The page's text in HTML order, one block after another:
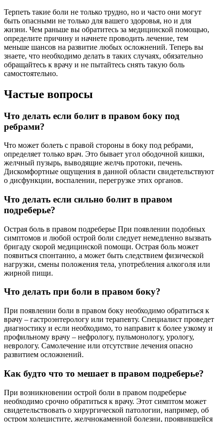
Терпеть такие боли не только трудно, но и часто они могут
быть опасными не только для вашего здоровья, но и для
жизни. Чем раньше вы обратитесь за медицинской помощью,
определите причину и начнете проводить лечение, тем
меньше шансов на развитие любых осложнений. Теперь вы
знаете, что необходимо делать в таких случаях, обязательно
обращайтесь к врачу и не пытайтесь снять такую боль
самостоятельно.
Частые вопросы
Что делать если болит в правом боку под
ребрами?
Что может болеть с правой стороны в боку под ребрами,
определяет только врач. Это бывает угол ободочной кишки,
желчный пузырь, выводящие желчь протоки, печень.
Дискомфортные ощущения в данной области свидетельствуют
о дисфункции, воспалении, перегрузке этих органов.
Что делать если сильно болит в правом
подреберье?
Острая боль в правом подреберье При появлении подобных
симптомов и любой острой боли следует немедленно вызвать
бригаду скорой медицинской помощи. Острая боль может
появиться спонтанно, а может быть следствием физической
нагрузки, смены положения тела, употребления алкоголя или
жирной пищи.
Что делать при боли в правом боку?
При появлении боли в правом боку необходимо обратиться к
врачу – гастроэнтерологу или терапевту. Специалист проведет
диагностику и если необходимо, то направит к более узкому и
профильному врачу – нефрологу, пульмонологу, урологу,
неврологу. Самолечение или отсутствие лечения опасно
развитием осложнений.
Как будто что то мешает в правом подреберье?
При возникновении острой боли в правом подреберье
необходимо срочно обратиться к врачу. Этот симптом может
свидетельствовать о хирургической патологии, например, об
остром холецистите, желчнокаменной болезни, проявившейся